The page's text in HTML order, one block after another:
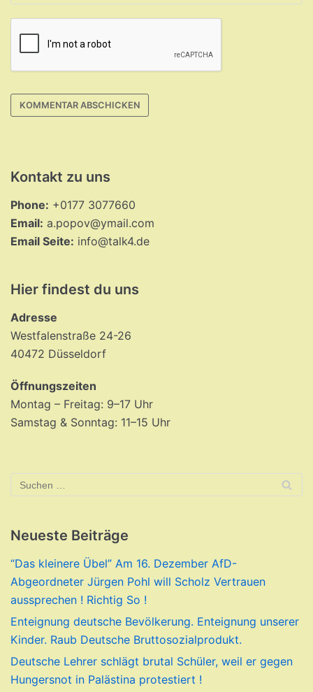
Kontakt zu uns
Phone: +0177 3077660
Email: a.popov@ymail.com
Email Seite: info@talk4.de
Hier findest du uns
Adresse
Westfalenstraße 24-26
40472 Düsseldorf
Öffnungszeiten
Montag – Freitag: 9–17 Uhr
Samstag & Sonntag: 11–15 Uhr
Neueste Beiträge
“Das kleinere Übel” Am 16. Dezember AfD-
Abgeordneter Jürgen Pohl will Scholz Vertrauen
aussprechen ! Richtig So !
Enteignung deutsche Bevölkerung. Enteignung unserer
Kinder. Raub Deutsche Bruttosozialprodukt.
Deutsche Lehrer schlägt brutal Schüler, weil er gegen
Hungersnot in Palästina protestiert !